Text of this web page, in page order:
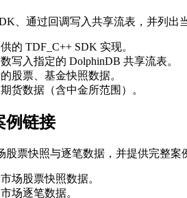
、通过回调写入共享流表，并列出
的 TDF_C++ SDK 实现。
写入指定的 DolphinDB 共享流表。
股票、基金快照数据。
货数据（含中金所范围）。
例链接
票快照与逐笔数据，并提供完整案
场股票快照数据。
场逐笔数据。